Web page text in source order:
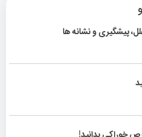
پیشگیری و نشانه ها